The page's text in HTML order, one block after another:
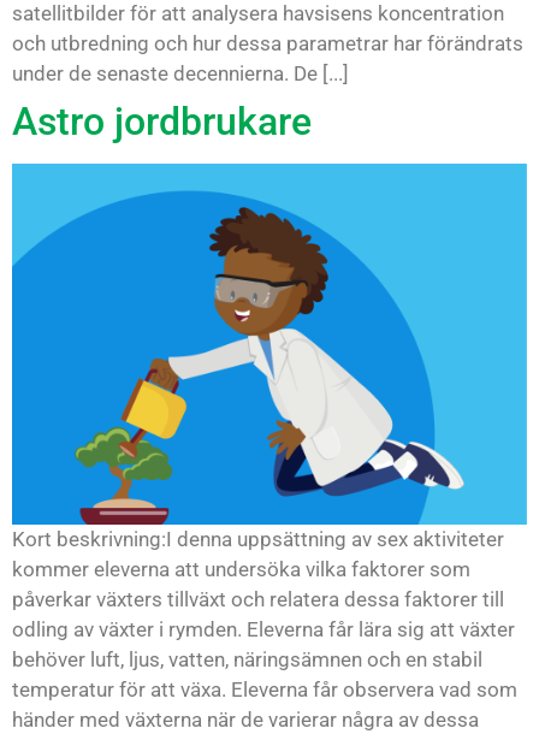
satellitbilder för att analysera havsisens koncentration
och utbredning och hur dessa parametrar har förändrats
under de senaste decennierna. De [...]
Astro jordbrukare
Kort beskrivning:I denna uppsättning av sex aktiviteter
kommer eleverna att undersöka vilka faktorer som
påverkar växters tillväxt och relatera dessa faktorer till
odling av växter i rymden. Eleverna får lära sig att växter
behöver luft, ljus, vatten, näringsämnen och en stabil
temperatur för att växa. Eleverna får observera vad som
händer med växterna när de varierar några av dessa